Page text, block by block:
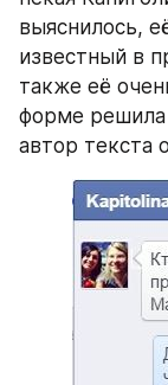
выяснилось,
известный в
также её
форме решила
автор текста